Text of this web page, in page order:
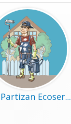
Partizan Ecoser...